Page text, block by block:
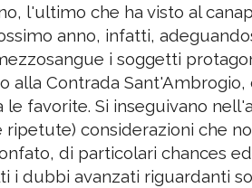
l'ultimo che ha visto al
anno, infatti,
i soggetti
alla Contrada Sant'Ambrogio,
favorite. Si inseguivano
considerazioni che
di particolari chances
i dubbi avanzati riguardanti